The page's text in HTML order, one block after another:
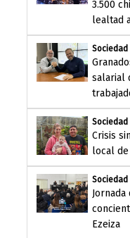
3.500
lealtad
Sociedad
salarial
Sociedad
Crisis
local de
Sociedad
Ezeiza